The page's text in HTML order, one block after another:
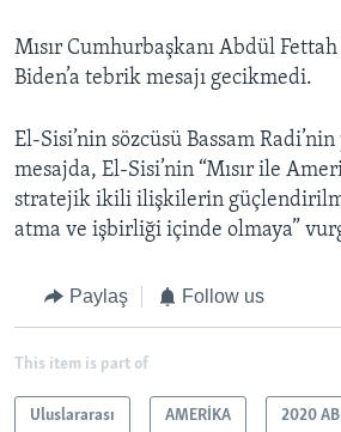
Mısır Cumhurbaşkanı Abdül Fettah
Biden’a tebrik mesajı gecikmedi.
El-Sisi’nin sözcüsü Bassam Radi’nin
mesajda, El-Sisi’nin “Mısır ile
stratejik ikili ilişkilerin
atma ve işbirliği içinde olmaya”
Paylaş Follow us
This item is part of
Uluslararası AMERİKA 2020